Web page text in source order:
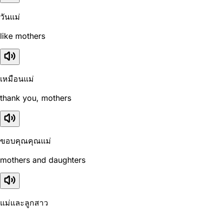
วันแม่
like mothers
เหมือนแม่
thank you, mothers
ขอบคุณคุณแม่
mothers and daughters
แม่และลูกสาว